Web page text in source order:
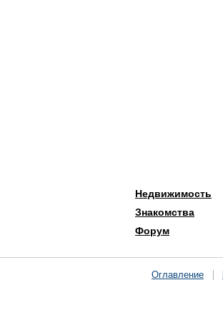
Недвижимость
Знакомства
Форум
Оглавление